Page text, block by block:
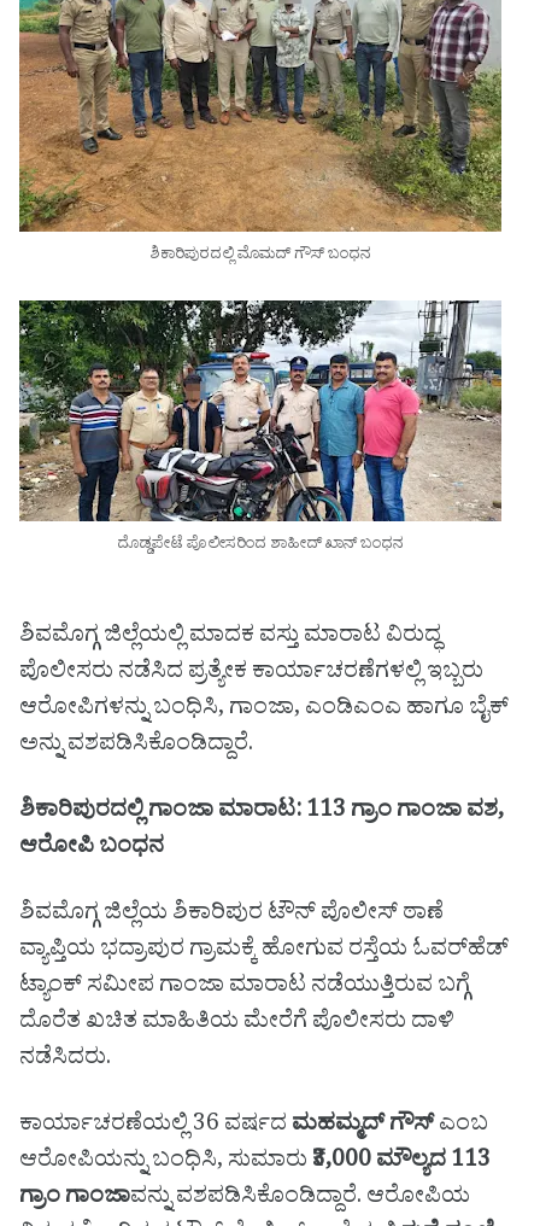
ಶಿಕಾರಿಪುರದಲ್ಲಿ ಮೊಮದ್ ಗೌಸ್ ಬಂಧನ
ದೊಡ್ಡಪೇಟೆ ಪೊಲೀಸರಿಂದ ಶಾಹೀದ್ ಖಾನ್ ಬಂಧನ
ಶಿವಮೊಗ್ಗ ಜಿಲ್ಲೆಯಲ್ಲಿ ಮಾದಕ ವಸ್ತು ಮಾರಾಟ ವಿರುದ್ಧ
ಪೊಲೀಸರು ನಡೆಸಿದ ಪ್ರತ್ಯೇಕ ಕಾರ್ಯಾಚರಣೆಗಳಲ್ಲಿ ಇಬ್ಬರು
ಆರೋಪಿಗಳನ್ನು ಬಂಧಿಸಿ, ಗಾಂಜಾ, ಎಂಡಿಎಂಎ ಹಾಗೂ ಬೈಕ್
ಅನ್ನು ವಶಪಡಿಸಿಕೊಂಡಿದ್ದಾರೆ.
ಶಿಕಾರಿಪುರದಲ್ಲಿ ಗಾಂಜಾ ಮಾರಾಟ: 113 ಗ್ರಾಂ ಗಾಂಜಾ ವಶ,
ಆರೋಪಿ ಬಂಧನ
ಶಿವಮೊಗ್ಗ ಜಿಲ್ಲೆಯ ಶಿಕಾರಿಪುರ ಟೌನ್ ಪೊಲೀಸ್ ಠಾಣೆ
ವ್ಯಾಪ್ತಿಯ ಭದ್ರಾಪುರ ಗ್ರಾಮಕ್ಕೆ ಹೋಗುವ ರಸ್ತೆಯ ಓವರ್‌ಹೆಡ್
ಟ್ಯಾಂಕ್ ಸಮೀಪ ಗಾಂಜಾ ಮಾರಾಟ ನಡೆಯುತ್ತಿರುವ ಬಗ್ಗೆ
ದೊರೆತ ಖಚಿತ ಮಾಹಿತಿಯ ಮೇರೆಗೆ ಪೊಲೀಸರು ದಾಳಿ
ನಡೆಸಿದರು.
ಕಾರ್ಯಾಚರಣೆಯಲ್ಲಿ 36 ವರ್ಷದ ಮಹಮ್ಮದ್ ಗೌಸ್ಎಂಬ
ಆರೋಪಿಯನ್ನು ಬಂಧಿಸಿ, ಸುಮಾರು ₹3,000 ಮೌಲ್ಯದ 113
ಗ್ರಾಂ ಗಾಂಜಾವನ್ನು ವಶಪಡಿಸಿಕೊಂಡಿದ್ದಾರೆ. ಆರೋಪಿಯ